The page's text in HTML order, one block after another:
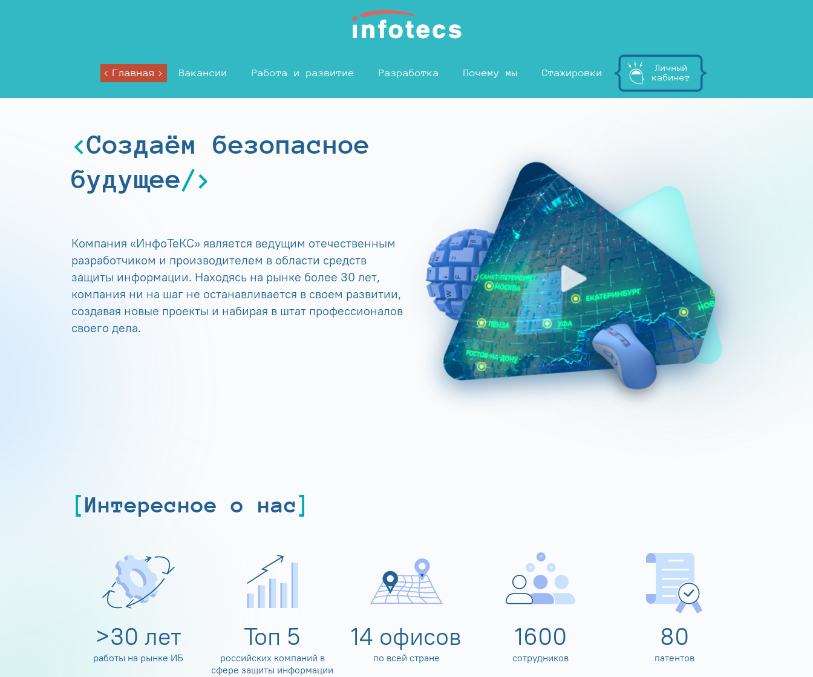
Главная Вакансии Работа и развитие Разработка Почему мы Стажировки
Личный
кабинет
Создаём безопасное
будущее
Компания «ИнфоТеКС» является ведущим отечественным
разработчиком и производителем в области средств
защиты информации. Находясь на рынке более 30 лет,
компания ни на шаг не останавливается в своем развитии,
создавая новые проекты и набирая в штат профессионалов
своего дела.
Интересное о нас
>30 лет
работы на рынке ИБ
Топ 5
российских компаний в
сфере защиты информации
14 офисов
по всей стране
1600
сотрудников
80
патентов